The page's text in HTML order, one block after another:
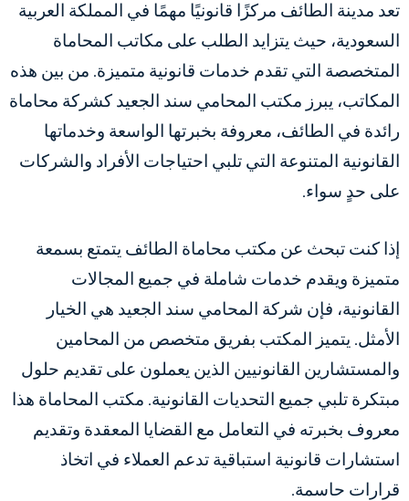
تعد مدينة الطائف مركزًا قانونيًا مهمًا في المملكة العربية
السعودية، حيث يتزايد الطلب على مكاتب المحاماة
المتخصصة التي تقدم خدمات قانونية متميزة. من بين هذه
المكاتب، يبرز مكتب المحامي سند الجعيد كشركة محاماة
رائدة في الطائف، معروفة بخبرتها الواسعة وخدماتها
القانونية المتنوعة التي تلبي احتياجات الأفراد والشركات
على حدٍ سواء.
إذا كنت تبحث عن مكتب محاماة الطائف يتمتع بسمعة
متميزة ويقدم خدمات شاملة في جميع المجالات
القانونية، فإن شركة المحامي سند الجعيد هي الخيار
الأمثل. يتميز المكتب بفريق متخصص من المحامين
والمستشارين القانونيين الذين يعملون على تقديم حلول
مبتكرة تلبي جميع التحديات القانونية. مكتب المحاماة هذا
معروف بخبرته في التعامل مع القضايا المعقدة وتقديم
استشارات قانونية استباقية تدعم العملاء في اتخاذ
قرارات حاسمة.